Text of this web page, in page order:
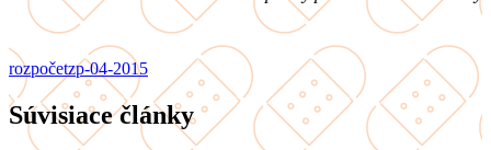
rozpočetzp-04-2015
Súvisiace články